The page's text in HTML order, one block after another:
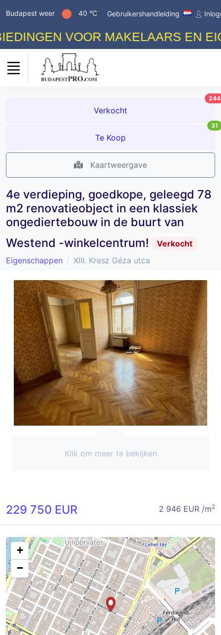
Budapest weer 40 °C Gebruikershandleiding
VOOR MAKELAARS EN
Verkocht
244
Te Koop
31
Kaartweergave
4e verdieping, goedkope, geleegd 78
m2 renovatieobject in een klassiek
ongediertebouw in de buurt van
Westend -winkelcentrum!
Verkocht
Eigenschappen
XIII. Kresz Géza utca
Klik om meer te bekijken
229 750 EUR 2 946 EUR /m2
+
−